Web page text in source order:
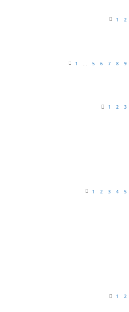
1 2
1 … 5 6 7 8 9
1 2 3
1 2 3 4 5
1 2